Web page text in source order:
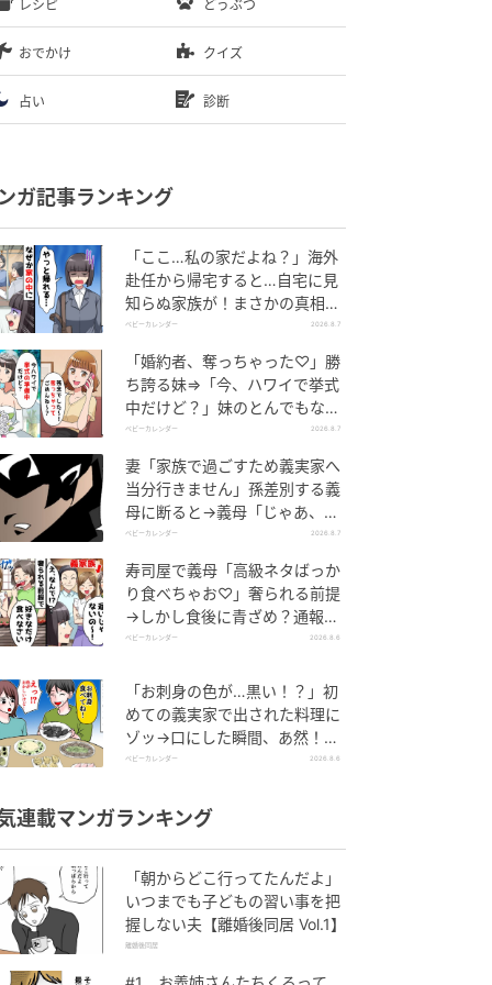
レシピ どうぶつ
おでかけ クイズ
占い 診断
ガ記事ランキング
「ここ…私の家だよね？」海外
赴任から帰宅すると…自宅に見
知らぬ家族が！まさかの真相と
は！？
ベビーカレンダー 2026.8.7
「婚約者、奪っちゃった♡」勝
ち誇る妹⇒「今、ハワイで挙式
中だけど？」妹のとんでもない
勘違いとは
ベビーカレンダー 2026.8.7
妻「家族で過ごすため義実家へ
当分行きません」孫差別する義
母に断ると→義母「じゃあ、私
は…」妻絶句＜こどおじ義兄＞
ベビーカレンダー 2026.8.7
寿司屋で義母「高級ネタばっか
り食べちゃお♡」奢られる前提
→しかし食後に青ざめ？通報さ
れ警察沙汰！
ベビーカレンダー 2026.8.6
「お刺身の色が…黒い！？」初
めての義実家で出された料理に
ゾッ→口にした瞬間、あ然！刺
身の正体は
ベビーカレンダー 2026.8.6
連載マンガランキング
「朝からどこ行ってたんだよ」
いつまでも子どもの習い事を把
握しない夫【離婚後同居 Vol.1】
離婚後同居